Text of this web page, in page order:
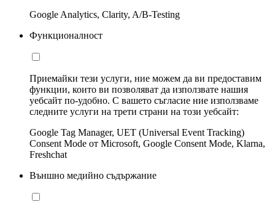
Google Analytics, Clarity, A/B-Testing
Функционалност
Приемайки тези услуги, ние можем да ви предоставим
функции, които ви позволяват да използвате нашия
уебсайт по-удобно. С вашето съгласие ние използваме
следните услуги на трети страни на този уебсайт:
Google Tag Manager, UET (Universal Event Tracking)
Consent Mode от Microsoft, Google Consent Mode, Klarna,
Freshchat
Външно медийно съдържание